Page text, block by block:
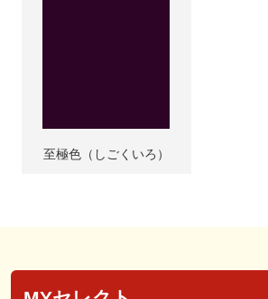
至極色（しごくいろ）